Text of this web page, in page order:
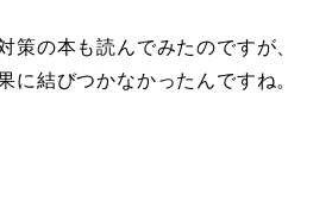
策の本も読んでみたのですが、
に結びつかなかったんですね。